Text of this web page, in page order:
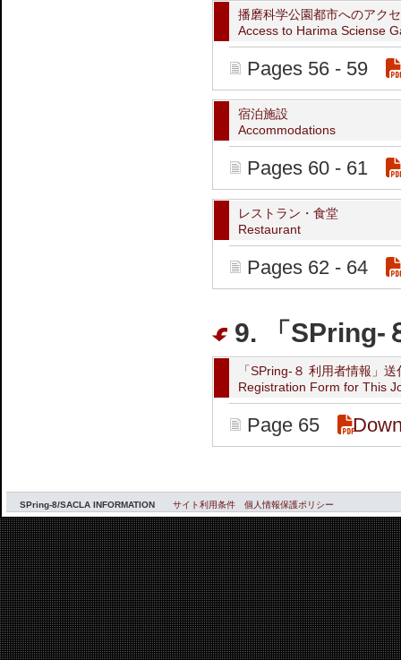
播磨科学公園都市へのアク
Access to Harima Sciense
Pages 56 - 59
宿泊施設
Accommodations
Pages 60 - 61
レストラン・食堂
Restaurant
Pages 62 - 64
9. 「SPring-
「SPring-８ 利用者情報」
Registration Form for This
Page 65
SPring-8/SACLA INFORMATION サイト利用条件 個人情報保護ポリシー